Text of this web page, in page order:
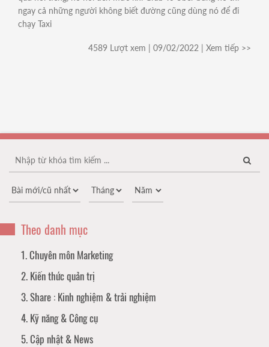
ngay cả những người không biết đường cũng dùng nó để đi
chạy Taxi
4589 Lượt xem | 09/02/2022 | Xem tiếp >>
Theo danh mục
1. Chuyên môn Marketing
2. Kiến thức quản trị
3. Share : Kinh nghiệm & trải nghiệm
4. Kỹ năng & Công cụ
5. Cập nhật & News